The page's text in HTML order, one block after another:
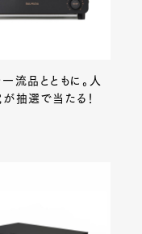
流品とともに。人
抽選で当たる！